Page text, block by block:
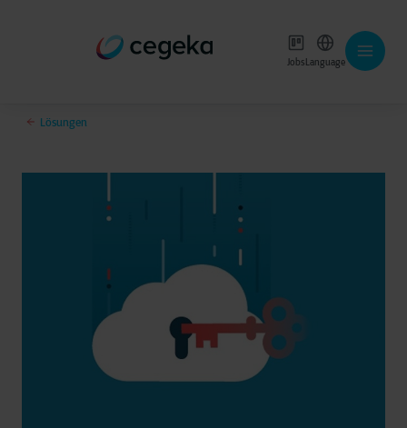
JobsLanguage
Lösungen